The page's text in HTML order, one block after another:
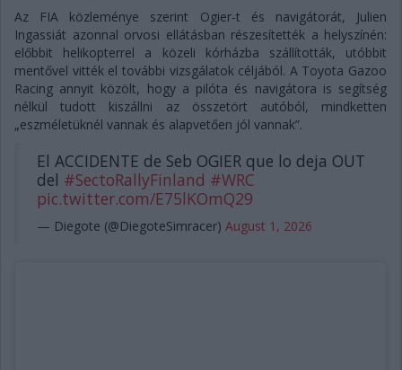
Az FIA közleménye szerint Ogier-t és navigátorát, Julien
Ingassiát azonnal orvosi ellátásban részesítették a helyszínén:
előbbit helikopterrel a közeli kórházba szállították, utóbbit
mentővel vitték el további vizsgálatok céljából. A Toyota Gazoo
Racing annyit közölt, hogy a pilóta és navigátora is segítség
nélkül tudott kiszállni az összetört autóból, mindketten
„eszméletüknél vannak és alapvetően jól vannak”.
El ACCIDENTE de Seb OGIER que lo deja OUT
del #SectoRallyFinland #WRC
pic.twitter.com/E75lKOmQ29
— Diegote (@DiegoteSimracer) August 1, 2026